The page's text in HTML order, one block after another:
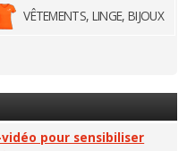
VÊTEMENTS, LINGE, BIJOUX
pour sensibiliser